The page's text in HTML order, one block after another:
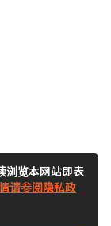
浏览本网站即表
请参阅隐私政